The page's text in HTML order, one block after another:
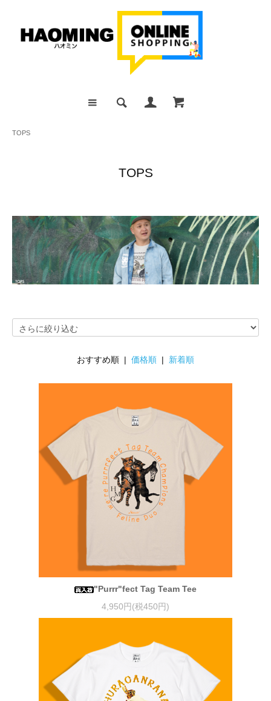
TOPS
TOPS
おすすめ順 | 価格順 | 新着順
"Purrr"fect Tag Team Tee
4,950円(税450円)